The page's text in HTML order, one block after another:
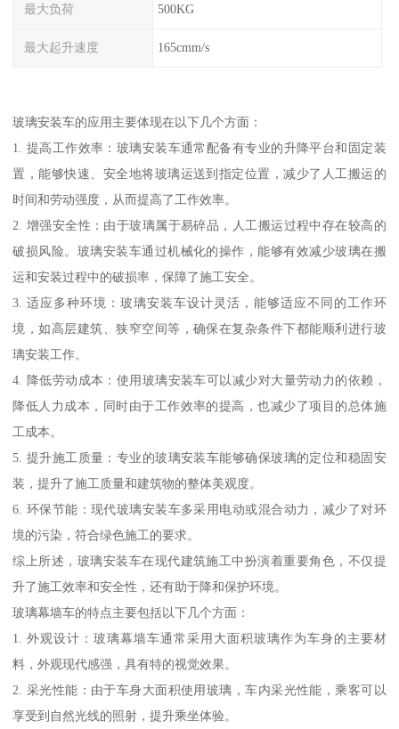
最大负荷 500KG
最大起升速度 165cmm/s
玻璃安装车的应用主要体现在以下几个方面：
1. 提高工作效率：玻璃安装车通常配备有专业的升降平台和固定装
置，能够快速、安全地将玻璃运送到指定位置，减少了人工搬运的
时间和劳动强度，从而提高了工作效率。
2. 增强安全性：由于玻璃属于易碎品，人工搬运过程中存在较高的
破损风险。玻璃安装车通过机械化的操作，能够有效减少玻璃在搬
运和安装过程中的破损率，保障了施工安全。
3. 适应多种环境：玻璃安装车设计灵活，能够适应不同的工作环
境，如高层建筑、狭窄空间等，确保在复杂条件下都能顺利进行玻
璃安装工作。
4. 降低劳动成本：使用玻璃安装车可以减少对大量劳动力的依赖，
降低人力成本，同时由于工作效率的提高，也减少了项目的总体施
工成本。
5. 提升施工质量：专业的玻璃安装车能够确保玻璃的定位和稳固安
装，提升了施工质量和建筑物的整体美观度。
6. 环保节能：现代玻璃安装车多采用电动或混合动力，减少了对环
境的污染，符合绿色施工的要求。
综上所述，玻璃安装车在现代建筑施工中扮演着重要角色，不仅提
升了施工效率和安全性，还有助于降和保护环境。
玻璃幕墙车的特点主要包括以下几个方面：
1. 外观设计：玻璃幕墙车通常采用大面积玻璃作为车身的主要材
料，外观现代感强，具有特的视觉效果。
2. 采光性能：由于车身大面积使用玻璃，车内采光性能，乘客可以
享受到自然光线的照射，提升乘坐体验。